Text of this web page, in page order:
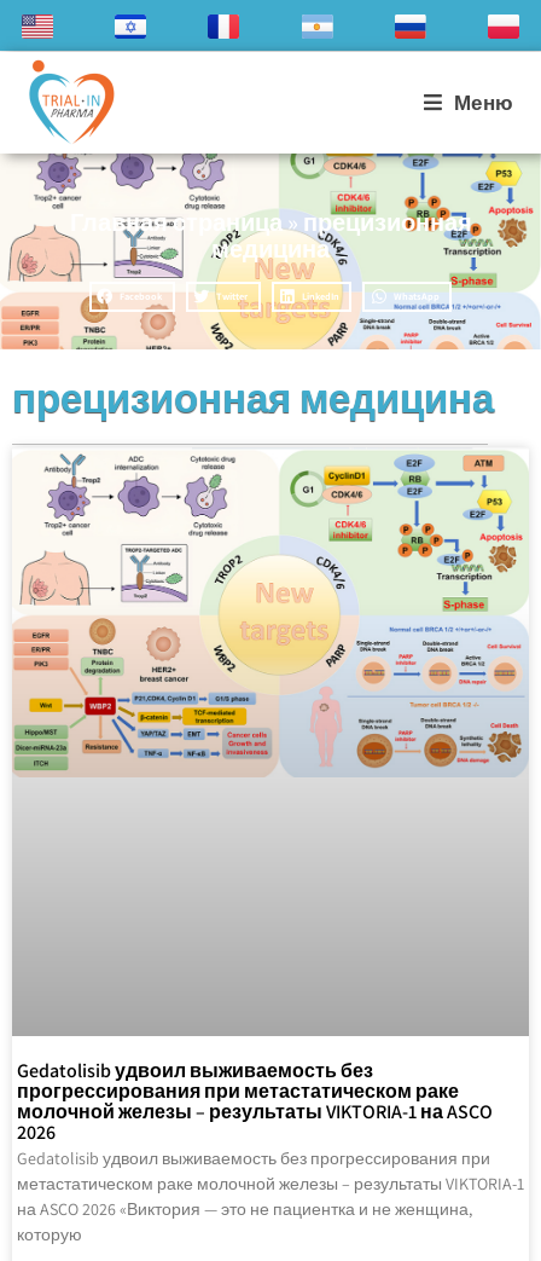
Меню
Главная страница»прецизионная
медицина
Facebook Twitter LinkedIn WhatsApp
прецизионная медицина
Gedatolisib удвоил выживаемость без
прогрессирования при метастатическом раке
молочной железы – результаты VIKTORIA-1 на ASCO
2026
Gedatolisib удвоил выживаемость без прогрессирования при
метастатическом раке молочной железы – результаты VIKTORIA-1
на ASCO 2026 «Виктория — это не пациентка и не женщина,
которую